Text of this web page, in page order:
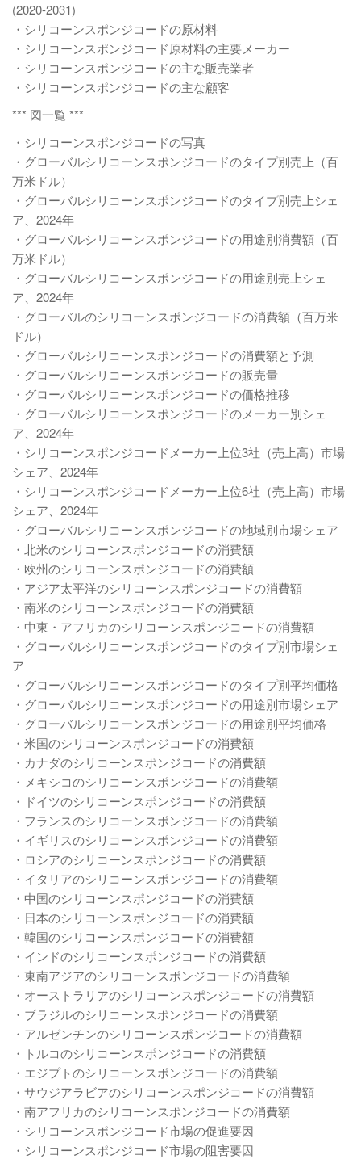
(2020-2031)
・シリコーンスポンジコードの原材料
・シリコーンスポンジコード原材料の主要メーカー
・シリコーンスポンジコードの主な販売業者
・シリコーンスポンジコードの主な顧客
*** 図一覧 ***
・シリコーンスポンジコードの写真
・グローバルシリコーンスポンジコードのタイプ別売上（百
万米ドル）
・グローバルシリコーンスポンジコードのタイプ別売上シェ
ア、2024年
・グローバルシリコーンスポンジコードの用途別消費額（百
万米ドル）
・グローバルシリコーンスポンジコードの用途別売上シェ
ア、2024年
・グローバルのシリコーンスポンジコードの消費額（百万米
ドル）
・グローバルシリコーンスポンジコードの消費額と予測
・グローバルシリコーンスポンジコードの販売量
・グローバルシリコーンスポンジコードの価格推移
・グローバルシリコーンスポンジコードのメーカー別シェ
ア、2024年
・シリコーンスポンジコードメーカー上位3社（売上高）市場
シェア、2024年
・シリコーンスポンジコードメーカー上位6社（売上高）市場
シェア、2024年
・グローバルシリコーンスポンジコードの地域別市場シェア
・北米のシリコーンスポンジコードの消費額
・欧州のシリコーンスポンジコードの消費額
・アジア太平洋のシリコーンスポンジコードの消費額
・南米のシリコーンスポンジコードの消費額
・中東・アフリカのシリコーンスポンジコードの消費額
・グローバルシリコーンスポンジコードのタイプ別市場シェ
ア
・グローバルシリコーンスポンジコードのタイプ別平均価格
・グローバルシリコーンスポンジコードの用途別市場シェア
・グローバルシリコーンスポンジコードの用途別平均価格
・米国のシリコーンスポンジコードの消費額
・カナダのシリコーンスポンジコードの消費額
・メキシコのシリコーンスポンジコードの消費額
・ドイツのシリコーンスポンジコードの消費額
・フランスのシリコーンスポンジコードの消費額
・イギリスのシリコーンスポンジコードの消費額
・ロシアのシリコーンスポンジコードの消費額
・イタリアのシリコーンスポンジコードの消費額
・中国のシリコーンスポンジコードの消費額
・日本のシリコーンスポンジコードの消費額
・韓国のシリコーンスポンジコードの消費額
・インドのシリコーンスポンジコードの消費額
・東南アジアのシリコーンスポンジコードの消費額
・オーストラリアのシリコーンスポンジコードの消費額
・ブラジルのシリコーンスポンジコードの消費額
・アルゼンチンのシリコーンスポンジコードの消費額
・トルコのシリコーンスポンジコードの消費額
・エジプトのシリコーンスポンジコードの消費額
・サウジアラビアのシリコーンスポンジコードの消費額
・南アフリカのシリコーンスポンジコードの消費額
・シリコーンスポンジコード市場の促進要因
・シリコーンスポンジコード市場の阻害要因